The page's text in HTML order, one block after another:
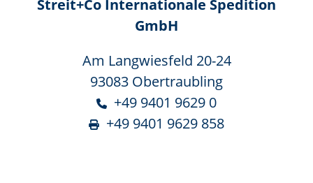
Streit+Co Internationale Spedition
GmbH
Am Langwiesfeld 20-24
93083 Obertraubling
+49 9401 9629 0
+49 9401 9629 858